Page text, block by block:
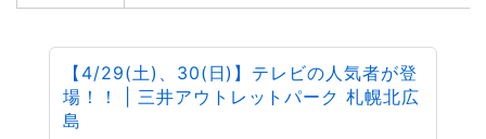
【4/29(土)、30(日)】テレビの人気者が登
場！！ | 三井アウトレットパーク 札幌北広
島